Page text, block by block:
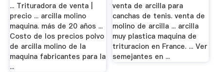
... Trituradora de venta |
precio ... arcilla molino
maquina. más de 20 años ...
Costo de los precios polvo
de arcilla molino de la
maquina fabricantes para la
...
venta de arcilla para
canchas de tenis. venta de
molino de arcilla ... arcilla
muy plastica maquina de
trituracion en France. ... Ver
semejantes en ...